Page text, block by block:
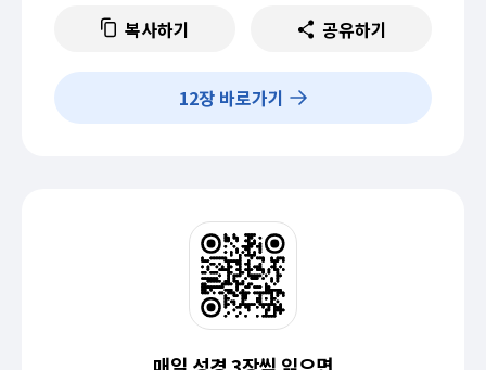
복사하기 공유하기
12장 바로가기